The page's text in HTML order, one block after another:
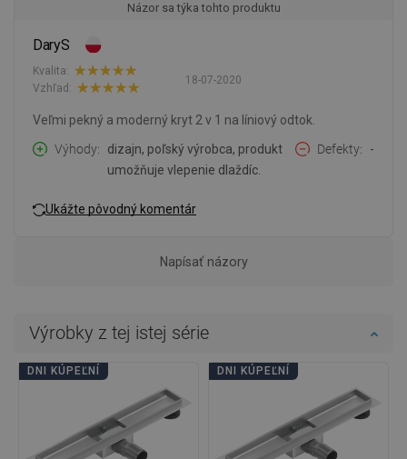
Názor sa týka tohto produktu
DaryS
18-07-2020
Kvalita:
Vzhľad:
Veľmi pekný a moderný kryt 2 v 1 na líniový odtok.
Výhody
dizajn, poľský výrobca, produkt
umožňuje vlepenie dlaždíc.
Defekty -
Ukážte pôvodný komentár
Napísať názory
Výrobky z tej istej série
DNI KÚPEĽNÍ DNI KÚPEĽNÍ